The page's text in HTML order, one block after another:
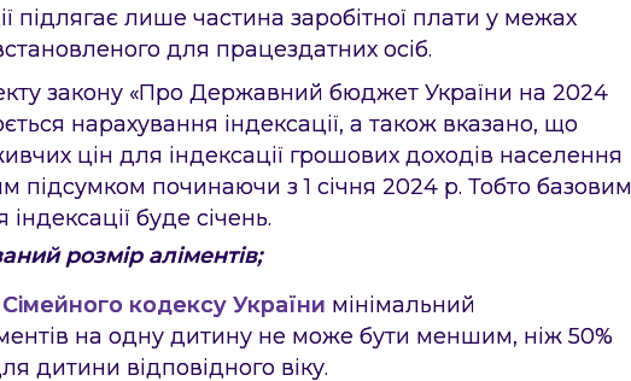
підлягає лише частина заробітної плати у межах
для працездатних осіб.
закону «Про Державний бюджет України на 2024
нарахування індексації, а також вказано, що
цін для індексації грошових доходів населення
підсумком починаючи з 1 січня 2024 р. Тобто базовим
буде січень.
розмір аліментів;
Сімейного кодексу України мінімальний
на одну дитину не може бути меншим, ніж 50%
дитини відповідного віку.